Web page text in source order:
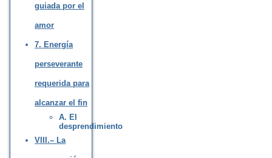
guiada por el
amor
7. Energía
perseverante
requerida para
alcanzar el fin
A. El
desprendimiento
VIII.– La